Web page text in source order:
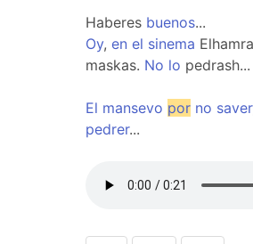
Haberes buenos...
Oy, en el sinema
maskas. No lo pedrash...
El mansevo por no saver
pedrer...